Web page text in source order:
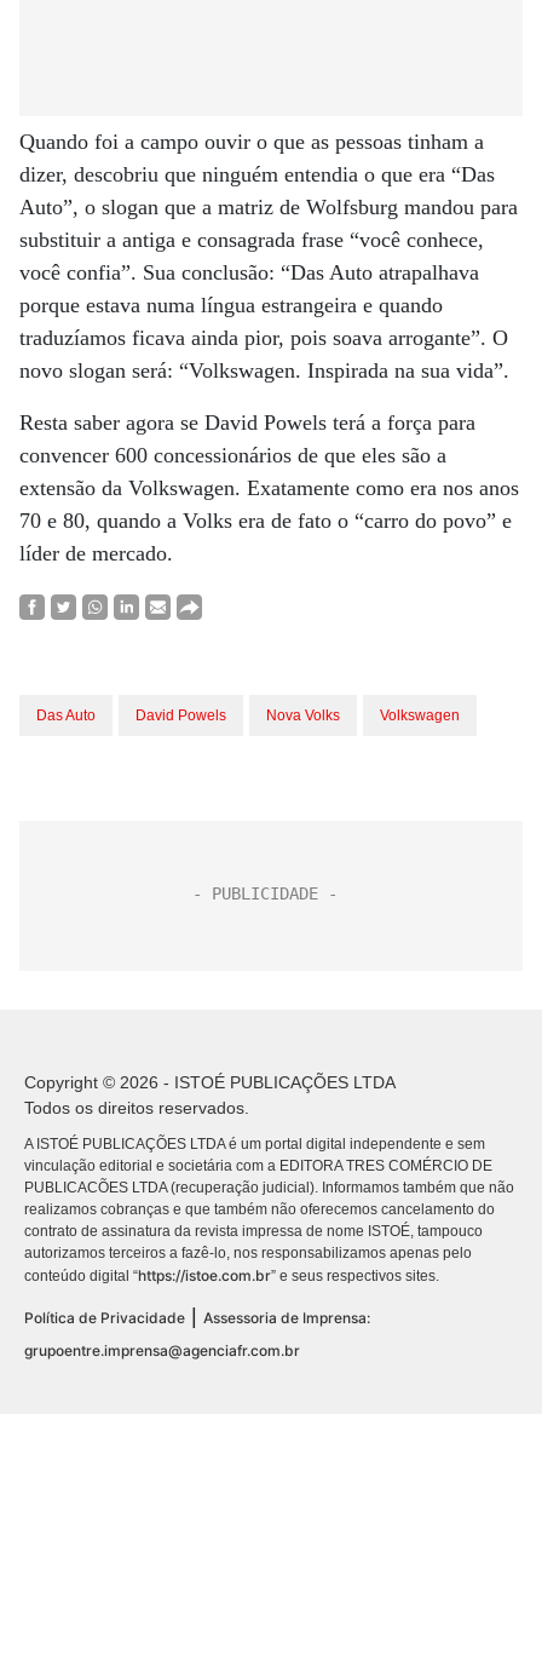
Quando foi a campo ouvir o que as pessoas tinham a
dizer, descobriu que ninguém entendia o que era “Das
Auto”, o slogan que a matriz de Wolfsburg mandou para
substituir a antiga e consagrada frase “você conhece,
você confia”. Sua conclusão: “Das Auto atrapalhava
porque estava numa língua estrangeira e quando
traduzíamos ficava ainda pior, pois soava arrogante”. O
novo slogan será: “Volkswagen. Inspirada na sua vida”.
Resta saber agora se David Powels terá a força para
convencer 600 concessionários de que eles são a
extensão da Volkswagen. Exatamente como era nos anos
70 e 80, quando a Volks era de fato o “carro do povo” e
líder de mercado.
Das Auto David Powels Nova Volks Volkswagen
Copyright © 2026 - ISTOÉ PUBLICAÇÕES LTDA
Todos os direitos reservados.
A ISTOÉ PUBLICAÇÕES LTDA é um portal digital independente e sem
vinculação editorial e societária com a EDITORA TRES COMÉRCIO DE
PUBLICACÕES LTDA (recuperação judicial). Informamos também que não
realizamos cobranças e que também não oferecemos cancelamento do
contrato de assinatura da revista impressa de nome ISTOÉ, tampouco
autorizamos terceiros a fazê-lo, nos responsabilizamos apenas pelo
conteúdo digital “https://istoe.com.br” e seus respectivos sites.
Política de Privacidade
Assessoria de Imprensa:
grupoentre.imprensa@agenciafr.com.br